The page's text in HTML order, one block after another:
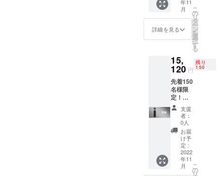
い
16,800
（税・
送料
込）の
20％OF
料につ
いて】
商品代
金に
は、ご
自宅ま
での送
料も含
まれて
おりま
す。
【その
他注意
事項】
※本プロ
年11
月
詳細を見る
こ
の
リ
タ
ー
ン
を
選
択
す
る
15,
120 円
残り
150
先着150
名様限
定！】
「Cyclo
ne-
F35」 1
個 [一般
販売予
定価格
16,800
（税・
支援
者：
0人
お届
け予
定：
2022
年11
月
こ
の
リ